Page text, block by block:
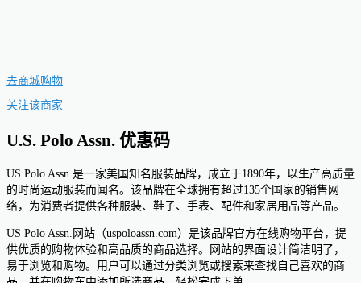
去商城购物
关注该商家
U.S. Polo Assn. 优惠码
US Polo Assn.是一家美国知名服装品牌，成立于1890年，以生产高质量
的时尚运动服装而闻名。该品牌在全球拥有超过135个国家的销售网
络，为消费者提供各种服装、鞋子、手表、配件和家居用品等产品。
US Polo Assn.网站（uspoloassn.com）是该品牌官方在线购物平台，提
供优质的购物体验和高品质的商品选择。网站的界面设计简洁明了，
易于浏览和购物。用户可以通过分类浏览或搜索来查找自己喜欢的商